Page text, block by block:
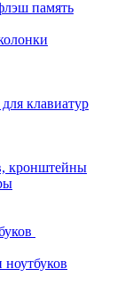
память
клавиатур
кронштейны